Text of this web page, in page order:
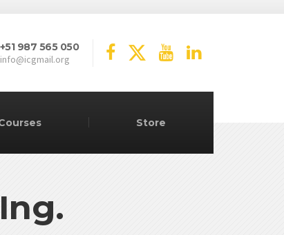
+51 987 565 050
info@icgmail.org
Store